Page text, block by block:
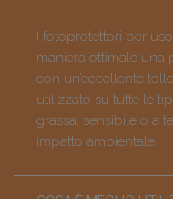
I fotoprotettori per
maniera ottimale una
con un’eccellente
utilizzato su tutte le
grassa, sensibile o a
impatto ambientale.